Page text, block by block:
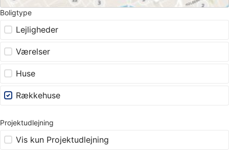
Boligtype
Lejligheder
Værelser
Huse
Rækkehuse
Projektudlejning
Vis kun Projektudlejning